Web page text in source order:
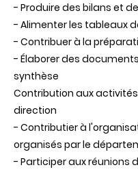
- Produire des bilans et
- Alimenter les tableaux
- Contribuer à la
- Élaborer des
synthèse
Contribution aux
direction
- Contributier à
organisés par le
- Participer aux réunions